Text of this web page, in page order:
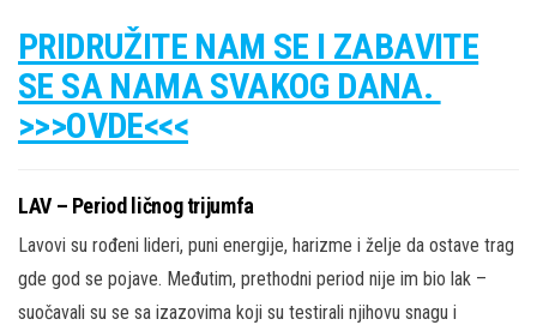
PRIDRUŽITE NAM SE I ZABAVITE
SE SA NAMA SVAKOG DANA.
>>>OVDE<<<
LAV – Period ličnog trijumfa
Lavovi su rođeni lideri, puni energije, harizme i želje da ostave trag
gde god se pojave. Međutim, prethodni period nije im bio lak –
suočavali su se sa izazovima koji su testirali njihovu snagu i